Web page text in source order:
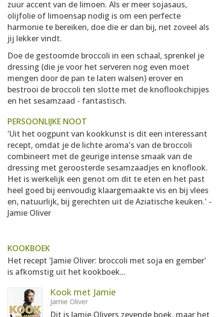
zuur accent van de limoen. Als er meer sojasaus,
olijfolie of limoensap nodig is om een perfecte
harmonie te bereiken, doe die er dan bij, net zoveel als
jij lekker vindt.
Doe de gestoomde broccoli in een schaal, sprenkel je
dressing (die je voor het serveren nog even moet
mengen door de pan te laten walsen) erover en
bestrooi de broccoli ten slotte met de knoflookchipjes
en het sesamzaad - fantastisch.
PERSOONLIJKE NOOT
'Uit het oogpunt van kookkunst is dit een interessant
recept, omdat je de lichte aroma's van de broccoli
combineert met de geurige intense smaak van de
dressing met geroosterde sesamzaadjes en knoflook.
Het is werkelijk een genot om dit te eten en het past
heel goed bij eenvoudig klaargemaakte vis en bij vlees
en, natuurlijk, bij gerechten uit de Aziatische keuken.' -
Jamie Oliver
KOOKBOEK
Het recept 'Jamie Oliver: broccoli met soja en gember'
is afkomstig uit het kookboek...
Kook met Jamie
Jamie Oliver
Dit is Jamie Olivers zevende boek, maar het